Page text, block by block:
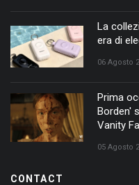
La
era di
06 Agosto
Prima
Borden'
Vanity
05 Agosto
CONTACT